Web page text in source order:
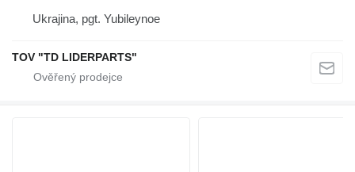
Ukrajina, pgt. Yubileynoe
TOV "TD LIDERPARTS"